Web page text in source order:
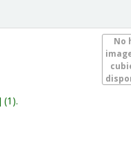
No
(1).